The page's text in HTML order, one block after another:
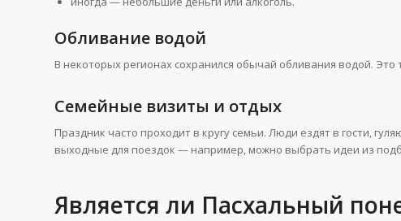
Обливание водой
В некоторых регионах сохранился обычай обливания водой.
Семейные визиты и отдых
Праздник часто проходит в кругу семьи. Люди ездят в гости,
выходные для поездок — например, можно выбрать идеи из
Является ли Пасхальный